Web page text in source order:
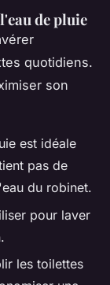
de pluie
quotidiens.
son
est idéale
pas de
du robinet.
pour laver
les toilettes